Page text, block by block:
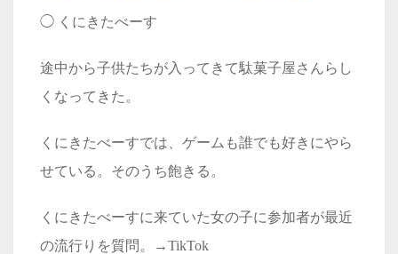
◯ くにきたべーす
途中から子供たちが入ってきて駄菓子屋さんらし
くなってきた。
くにきたべーすでは、ゲームも誰でも好きにやら
せている。そのうち飽きる。
くにきたべーすに来ていた女の子に参加者が最近
の流行りを質問。
→TikTok